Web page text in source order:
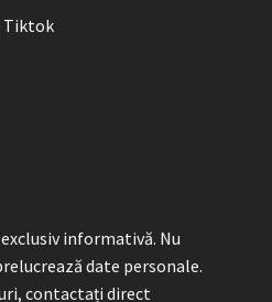
Tiktok
informativă. Nu
date personale.
contactați direct